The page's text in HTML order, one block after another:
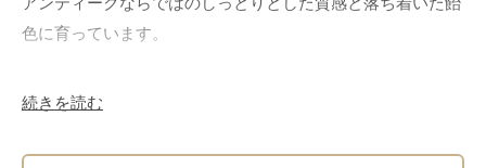
色に育っています。
手仕事の造形美： ひとつの木から手作業で削り出されてお
かなカーブが非常に美しい逸品です。
続きを読む